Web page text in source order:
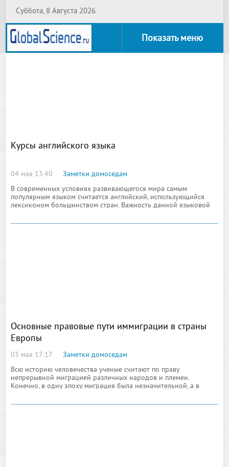
Суббота, 8 Августа 2026
Показать меню
Курсы английского языка
04 мая 13:40
Заметки домоседам
В современных условиях развивающегося мира самым
популярным языком считается английский, использующийся
лексиконом большинством стран. Важность данной языковой
Основные правовые пути иммиграции в страны
Европы
03 мая 17:17
Заметки домоседам
Всю историю человечества ученые считают по праву
непрерывной миграцией различных народов и племен.
Конечно, в одну эпоху миграция была незначительной, а в